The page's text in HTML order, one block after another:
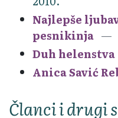
Najlepše
pesnikinja
Duh helenstva
Anica Savić
Članci i drugi